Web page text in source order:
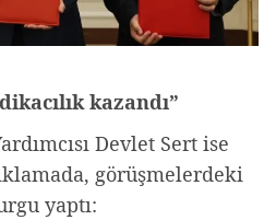
kazandı”
Devlet Sert ise
görüşmelerdeki
yaptı: